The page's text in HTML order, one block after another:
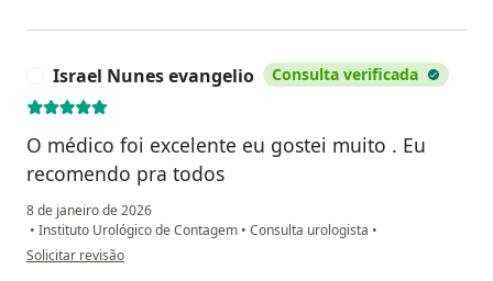
Israel Nunes evangelio Consulta verificada
O médico foi excelente eu gostei muito . Eu
recomendo pra todos
8 de janeiro de 2026
• Instituto Urológico de Contagem • Consulta urologista •
na opinião do utilizador Israel Nunes evangelio
Solicitar revisão